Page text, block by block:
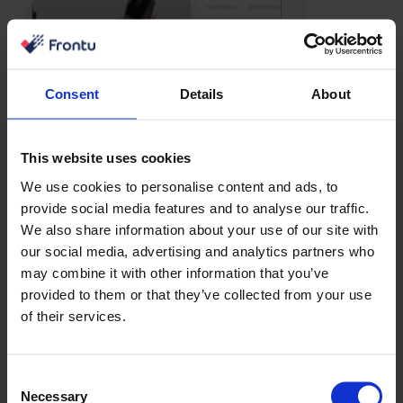
Consent Details About
This website uses cookies
We use cookies to personalise content and ads, to
provide social media features and to analyse our traffic.
We also share information about your use of our site with
our social media, advertising and analytics partners who
may combine it with other information that you’ve
provided to them or that they’ve collected from your use
of their services.
Selection
Necessary